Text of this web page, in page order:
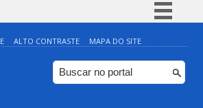
Simplifique!
Comunica BR
Participe
ALTO CONTRASTE MAPA DO SITE